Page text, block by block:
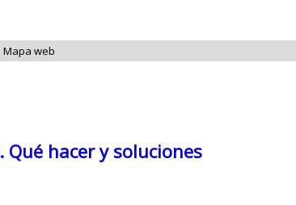
Mapa web
Qué hacer y soluciones